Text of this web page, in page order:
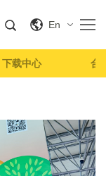
En
下载中心 合